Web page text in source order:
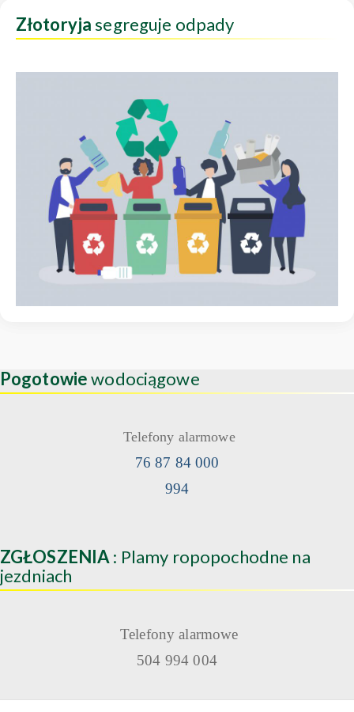
Złotoryjasegreguje odpady
Pogotowiewodociągowe
Telefony alarmowe
76 87 84 000
994
ZGŁOSZENIA : Plamy ropopochodne na
jezdniach
Telefony alarmowe
504 994 004